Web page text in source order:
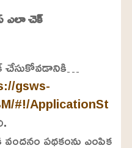
ఎలా చెక్
చేసుకోవడానికి…
gsws-
#!/ApplicationSt
వందనం పథకంను ఎంపిక